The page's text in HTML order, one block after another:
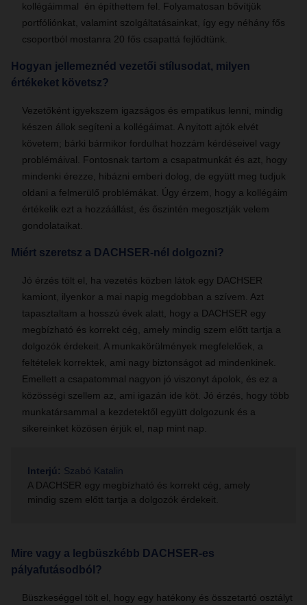
kollégáimmal én építhettem fel. Folyamatosan bővítjük
portfóliónkat, valamint szolgáltatásainkat, így egy néhány fős
csoportból mostanra 20 fős csapattá fejlődtünk.
Hogyan jellemeznéd vezetői stílusodat, milyen
értékeket követsz?
Vezetőként igyekszem igazságos és empatikus lenni, mindig
készen állok segíteni a kollégáimat. A nyitott ajtók elvét
követem; bárki bármikor fordulhat hozzám kérdéseivel vagy
problémáival. Fontosnak tartom a csapatmunkát és azt, hogy
mindenki érezze, hibázni emberi dolog, de együtt meg tudjuk
oldani a felmerülő problémákat. Úgy érzem, hogy a kollégáim
értékelik ezt a hozzáállást, és őszintén megosztják velem
gondolataikat.
Miért szeretsz a DACHSER-nél dolgozni?
Jó érzés tölt el, ha vezetés közben látok egy DACHSER
kamiont, ilyenkor a mai napig megdobban a szívem. Azt
tapasztaltam a hosszú évek alatt, hogy a DACHSER egy
megbízható és korrekt cég, amely mindig szem előtt tartja a
dolgozók érdekeit. A munkakörülmények megfelelőek, a
feltételek korrektek, ami nagy biztonságot ad mindenkinek.
Emellett a csapatommal nagyon jó viszonyt ápolok, és ez a
közösségi szellem az, ami igazán ide köt. Jó érzés, hogy több
munkatársammal a kezdetektől együtt dolgozunk és a
sikereinket közösen érjük el, nap mint nap.
Interjú: Szabó Katalin
A DACHSER egy megbízható és korrekt cég, amely
mindig szem előtt tartja a dolgozók érdekeit.
Mire vagy a legbüszkébb DACHSER-es
pályafutásodból?
Büszkeséggel tölt el, hogy egy hatékony és összetartó osztályt